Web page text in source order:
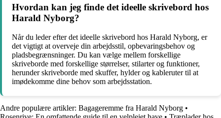
Hvordan kan jeg finde det ideelle skrivebord hos
Harald Nyborg?
Når du leder efter det ideelle skrivebord hos Harald Nyborg, er
det vigtigt at overveje din arbejdsstil, opbevaringsbehov og
pladsbegrænsninger. Du kan vælge mellem forskellige
skriveborde med forskellige størrelser, stilarter og funktioner,
herunder skriveborde med skuffer, hylder og kableruter til at
imødekomme dine behov som arbejdsstation.
Andre populære artikler: Bagageremme fra Harald Nyborg •